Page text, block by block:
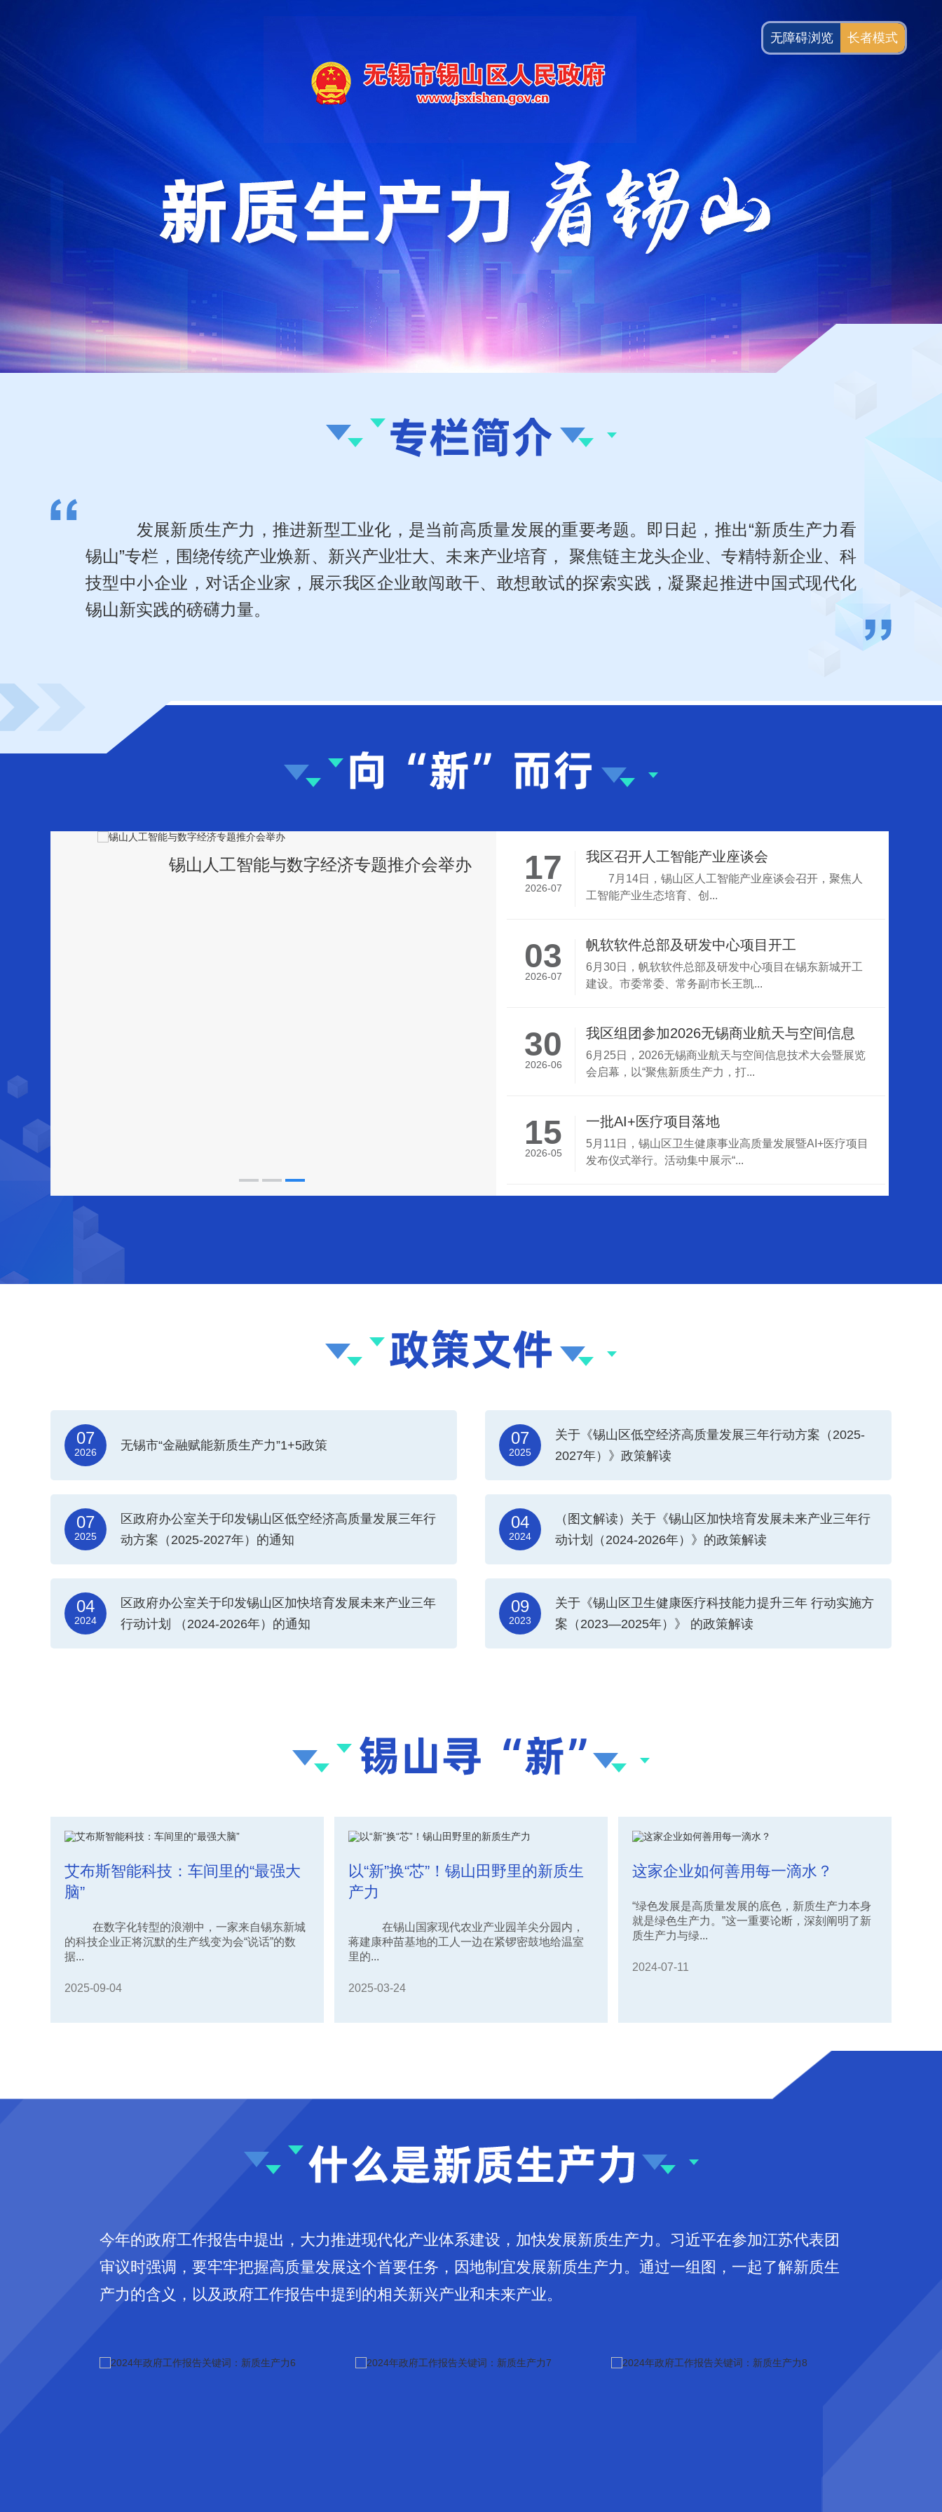
发展新质生产力，推进新型工业化，是当前高质量发展的重要考题。即日起，推出“新质生产力看
锡山”专栏，围绕传统产业焕新、新兴产业壮大、未来产业培育， 聚焦链主龙头企业、专精特新企业、科
技型中小企业，对话企业家，展示我区企业敢闯敢干、敢想敢试的探索实践，凝聚起推进中国式现代化
锡山新实践的磅礴力量。
锡山人工智能与数字经济专题推介会举办 更安全、更智能！安元科技化工AI大模型将落地锡山
17
2026-07
我区召开人工智能产业座谈会
7月14日，锡山区人工智能产业座谈会召开，聚焦人
工智能产业生态培育、创...
03
2026-07
帆软软件总部及研发中心项目开工
6月30日，帆软软件总部及研发中心项目在锡东新城开工
建设。市委常委、常务副市长王凯...
30
2026-06
我区组团参加2026无锡商业航天与空间信息
技...
6月25日，2026无锡商业航天与空间信息技术大会暨展览
会启幕，以“聚焦新质生产力，打...
15
2026-05
一批AI+医疗项目落地
5月11日，锡山区卫生健康事业高质量发展暨AI+医疗项目
发布仪式举行。活动集中展示“...
07
2026 无锡市“金融赋能新质生产力”1+5政策 07
2025
关于《锡山区低空经济高质量发展三年行动方案（2025-
2027年）》政策解读
07
2025
区政府办公室关于印发锡山区低空经济高质量发展三年行
动方案（2025-2027年）的通知
04
2024
（图文解读）关于《锡山区加快培育发展未来产业三年行
动计划（2024-2026年）》的政策解读
04
2024
区政府办公室关于印发锡山区加快培育发展未来产业三年
行动计划 （2024-2026年）的通知
09
2023
关于《锡山区卫生健康医疗科技能力提升三年 行动实施方
案（2023—2025年）》 的政策解读
艾布斯智能科技：车间里的“最强大
脑”
在数字化转型的浪潮中，一家来自锡东新城
的科技企业正将沉默的生产线变为会“说话”的数
据...
2025-09-04
以“新”换“芯”！锡山田野里的新质生
产力
在锡山国家现代农业产业园羊尖分园内，
蒋建康种苗基地的工人一边在紧锣密鼓地给温室
里的...
2025-03-24
这家企业如何善用每一滴水？
“绿色发展是高质量发展的底色，新质生产力本身
就是绿色生产力。”这一重要论断，深刻阐明了新
质生产力与绿...
2024-07-11
今年的政府工作报告中提出，大力推进现代化产业体系建设，加快发展新质生产力。习近平在参加江苏代表团
审议时强调，要牢牢把握高质量发展这个首要任务，因地制宜发展新质生产力。通过一组图，一起了解新质生
产力的含义，以及政府工作报告中提到的相关新兴产业和未来产业。
无障碍浏览 长者模式